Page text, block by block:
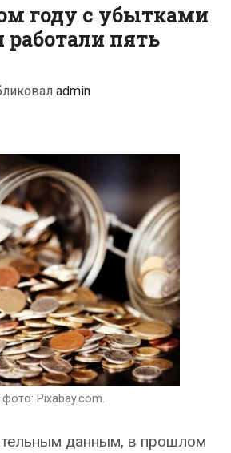
году с убытками
работали пять
admin
фото: Pixabay.com.
данным, в прошлом